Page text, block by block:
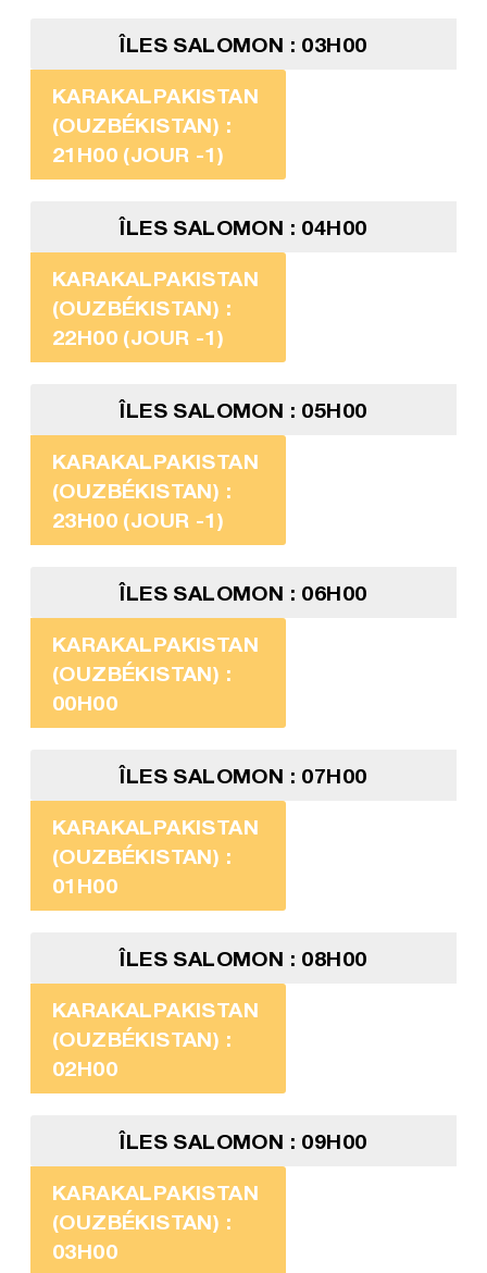
ÎLES SALOMON : 03H00
KARAKALPAKISTAN
(OUZBÉKISTAN) :
21H00 (JOUR -1)
ÎLES SALOMON : 04H00
KARAKALPAKISTAN
(OUZBÉKISTAN) :
22H00 (JOUR -1)
ÎLES SALOMON : 05H00
KARAKALPAKISTAN
(OUZBÉKISTAN) :
23H00 (JOUR -1)
ÎLES SALOMON : 06H00
KARAKALPAKISTAN
(OUZBÉKISTAN) :
00H00
ÎLES SALOMON : 07H00
KARAKALPAKISTAN
(OUZBÉKISTAN) :
01H00
ÎLES SALOMON : 08H00
KARAKALPAKISTAN
(OUZBÉKISTAN) :
02H00
ÎLES SALOMON : 09H00
KARAKALPAKISTAN
(OUZBÉKISTAN) :
03H00